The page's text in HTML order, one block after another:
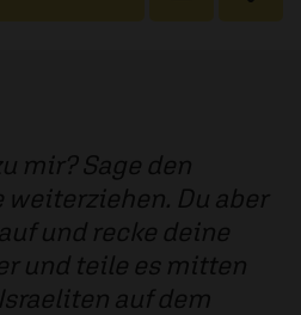
mir? Sage den
weiterziehen. Du aber
und recke deine
und teile es mitten
auf dem